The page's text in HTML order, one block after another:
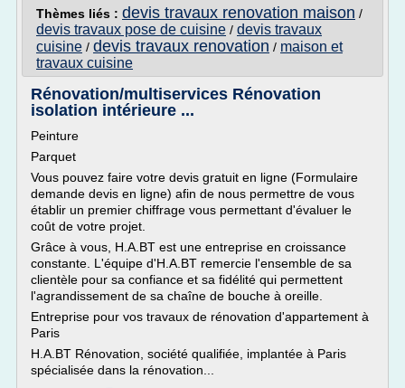
Thèmes liés : devis travaux renovation maison /
devis travaux pose de cuisine / devis travaux
cuisine / devis travaux renovation / maison et
travaux cuisine
Rénovation/multiservices Rénovation
isolation intérieure ...
Peinture
Parquet
Vous pouvez faire votre devis gratuit en ligne (Formulaire
demande devis en ligne) afin de nous permettre de vous
établir un premier chiffrage vous permettant d'évaluer le
coût de votre projet.
Grâce à vous, H.A.BT est une entreprise en croissance
constante. L'équipe d'H.A.BT remercie l'ensemble de sa
clientèle pour sa confiance et sa fidélité qui permettent
l'agrandissement de sa chaîne de bouche à oreille.
Entreprise pour vos travaux de rénovation d'appartement à
Paris
H.A.BT Rénovation, société qualifiée, implantée à Paris
spécialisée dans la rénovation...